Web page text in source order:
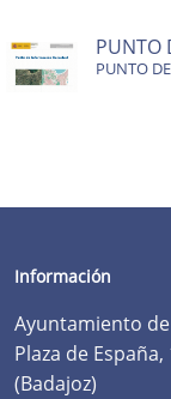
PUNTO
PUNTO
Información
Ayuntamiento
Plaza de
(Badajoz)